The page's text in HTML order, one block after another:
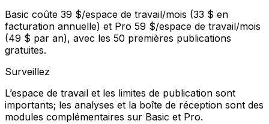
Basic coûte 39 $/espace de travail/mois (33 $ en
facturation annuelle) et Pro 59 $/espace de travail/mois
(49 $ par an), avec les 50 premières publications
gratuites.
Surveillez
L’espace de travail et les limites de publication sont
importants; les analyses et la boîte de réception sont des
modules complémentaires sur Basic et Pro.